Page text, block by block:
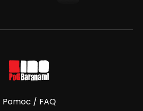
Pomoc / FAQ